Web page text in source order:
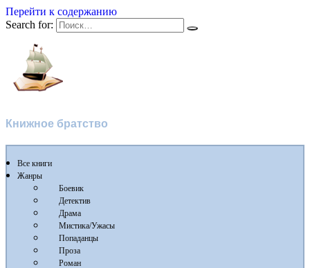
Перейти к содержанию
Search for:
Книжное братство
Все книги
Жанры
Боевик
Детектив
Драма
Мистика/Ужасы
Попаданцы
Проза
Роман